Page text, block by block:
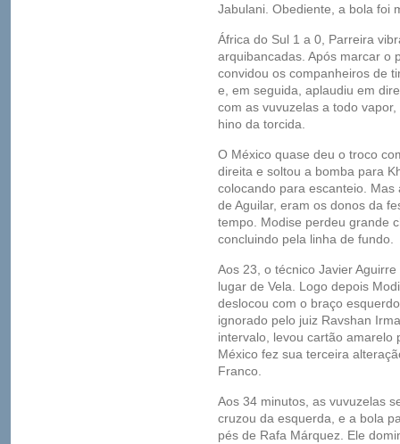
Jabulani. Obediente, a bola foi
África do Sul 1 a 0, Parreira
arquibancadas. Após marcar o
convidou os companheiros de
e, em seguida, aplaudiu em
com as vuvuzelas a todo
hino da torcida.
O México quase deu o troco
direita e soltou a bomba para
colocando para escanteio.
de Aguilar, eram os donos da
tempo. Modise perdeu grande
concluindo pela linha de fundo.
Aos 23, o técnico Javier
lugar de Vela. Logo depois
deslocou com o braço
ignorado pelo juiz Ravshan
intervalo, levou cartão amarelo
México fez sua terceira
Franco.
Aos 34 minutos, as vuvuzelas
cruzou da esquerda, e a bola
pés de Rafa Márquez. Ele